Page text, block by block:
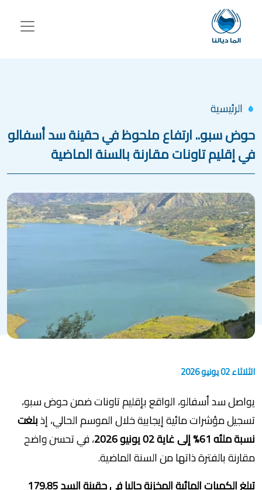
تجاوز إلى المحتوى الرئيسي
الرئيسية
حوض سبو.. ارتفاع ملحوظ في حقينة سد أسفالو
في إقليم تاونات مقارنة بالسنة الماضية
الثلاثاء 02 يونيو 2026
يواصل سد أسفالو، الواقع بإقليم تاونات ضمن حوض سبو،
تسجيل مؤشرات مائية إيجابية خلال الموسم الحالي، إذبلغت
نسبة ملئه 61% إلى غاية 02 يونيو 2026
، في تحسن واضح
مقارنة بالفترة ذاتها من السنة الماضية.
تبلغ الكميات المائية المخزنة حاليا في حقينة السد 179.85